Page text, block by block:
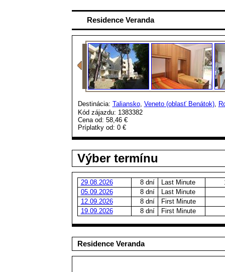
Residence Veranda
Destinácia: Taliansko, Veneto (oblasť Benátok),
Kód zájazdu: 1383382
Cena od: 58,46 €
Príplatky od: 0 €
Výber termínu
29.08.2026 8 dní Last Minute
05.09.2026
8 dní
Last Minute
12.09.2026
8 dní
First Minute
19.09.2026
8 dní First Minute
Residence Veranda